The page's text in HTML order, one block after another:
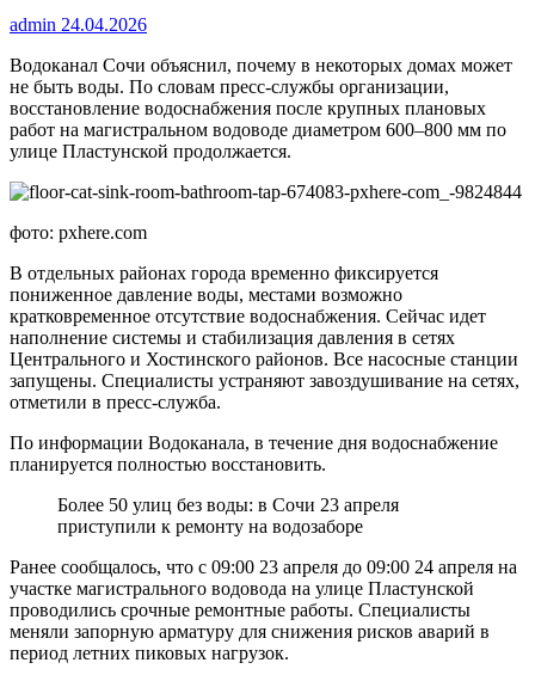
admin 24.04.2026
Водоканал Сочи объяснил, почему в некоторых домах может
не быть воды. По словам пресс-службы организации,
восстановление водоснабжения после крупных плановых
работ на магистральном водоводе диаметром 600–800 мм по
улице Пластунской продолжается.
фото: pxhere.com
В отдельных районах города временно фиксируется
пониженное давление воды, местами возможно
кратковременное отсутствие водоснабжения. Сейчас идет
наполнение системы и стабилизация давления в сетях
Центрального и Хостинского районов. Все насосные станции
запущены. Специалисты устраняют завоздушивание на сетях,
отметили в пресс-служба.
По информации Водоканала, в течение дня водоснабжение
планируется полностью восстановить.
Более 50 улиц без воды: в Сочи 23 апреля
приступили к ремонту на водозаборе
Ранее сообщалось, что с 09:00 23 апреля до 09:00 24 апреля на
участке магистрального водовода на улице Пластунской
проводились срочные ремонтные работы. Специалисты
меняли запорную арматуру для снижения рисков аварий в
период летних пиковых нагрузок.